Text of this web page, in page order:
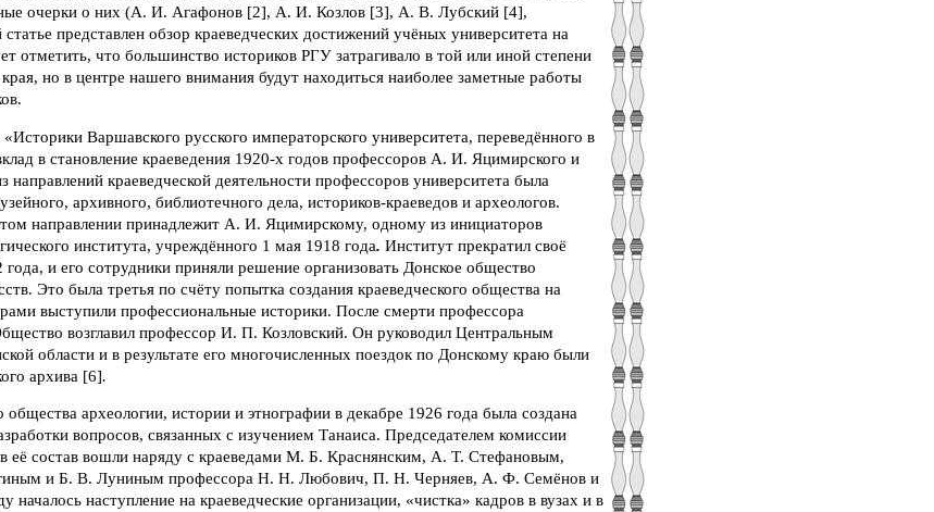
очерки о них (А. И. Агафонов [2], А. И. Козлов [3], А. В. Лубский [4],
представлен обзор краеведческих достижений учёных университета на
отметить, что большинство историков РГУ затрагивало в той или иной степени
но в центре нашего внимания будут находиться наиболее заметные работы
Варшавского русского императорского университета, переведённого в
в становление краеведения 1920-х годов профессоров А. И. Яцимирского и
краеведческой деятельности профессоров университета была
архивного, библиотечного дела, историков-краеведов и археологов.
направлении принадлежит А. И. Яцимирскому, одному из инициаторов
института, учреждённого 1 мая 1918 года. Институт прекратил своё
и его сотрудники приняли решение организовать Донское общество
Это была третья по счёту попытка создания краеведческого общества на
выступили профессиональные историки. После смерти профессора
возглавил профессор И. П. Козловский. Он руководил Центральным
области и в результате его многочисленных поездок по Донскому краю были
архива [6].
общества археологии, истории и этнографии в декабре 1926 года была создана
вопросов, связанных с изучением Танаиса. Председателем комиссии
её состав вошли наряду с краеведами М. Б. Краснянским, А. Т. Стефановым,
и Б. В. Луниным профессора Н. Н. Любович, П. Н. Черняев, А. Ф. Семёнов и
наступление на краеведческие организации, «чистка» кадров в вузах и в